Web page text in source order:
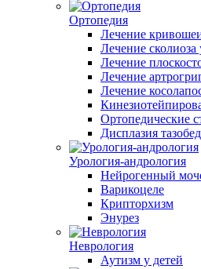
Ортопедия
Лечение
Лечение сколиоза
Лечение
Лечение
Лечение
Ортопедические
Дисплазия
Урология-андрология
Нейрогенный
Варикоцеле
Крипторхизм
Энурез
Неврология
Аутизм у детей